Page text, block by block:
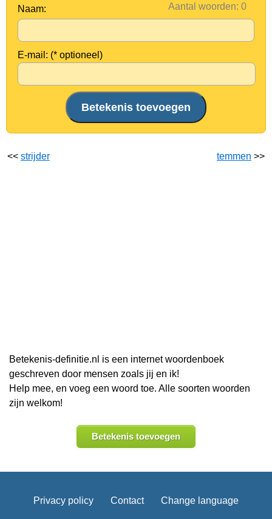
Aantal woorden:
Naam:
E-mail: (* optioneel)
<< strijder temmen >>
Betekenis-definitie.nl is een internet woordenboek
geschreven door mensen zoals jij en ik!
Help mee, en voeg een woord toe. Alle soorten woorden
zijn welkom!
Betekenis toevoegen
Privacy policy Contact Change language